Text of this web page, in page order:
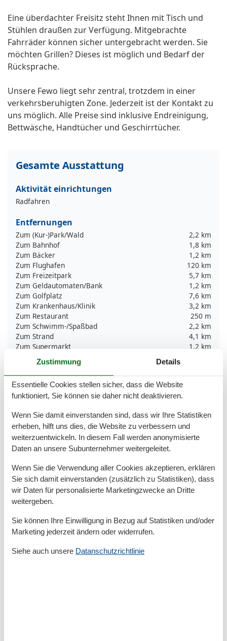
Eine überdachter Freisitz steht Ihnen mit Tisch und
Stühlen draußen zur Verfügung. Mitgebrachte
Fahrräder können sicher untergebracht werden. Sie
möchten Grillen? Dieses ist möglich und Bedarf der
Rücksprache.
Unsere Fewo liegt sehr zentral, trotzdem in einer
verkehrsberuhigten Zone. Jederzeit ist der Kontakt zu
uns möglich. Alle Preise sind inklusive Endreinigung,
Bettwäsche, Handtücher und Geschirrtücher.
Gesamte Ausstattung
Aktivität einrichtungen
Radfahren
Entfernungen
Zum (Kur-)Park/Wald
2,2 km
Zum Bahnhof
1,8 km
Zum Bäcker
1,2 km
Zum Flughafen
120 km
Zum Freizeitpark
5,7 km
Zum Geldautomaten/Bank
1,2 km
Zum Golfplatz
7,6 km
Zum Krankenhaus/Klinik
3,2 km
Zum Restaurant
250 m
Zum Schwimm-/Spaßbad
2,2 km
Zum Strand
4,1 km
Zum Supermarkt
1,2 km
Zum Zentrum
Zur Badestelle/Gewässer
Zur Bushaltestelle
270 m
Zur Tourist-Information
Baujahr
1879
Größe
Jahr renoviert
2014
Familienfreundlich
Serviceeinrichtungen
Backofen
Bad/WC
Bettwäsche
Doppelbett
Dusche
Zustimmung Details
Essentielle Cookies stellen sicher, dass die Website
funktioniert, Sie können sie daher nicht deaktivieren.
Wenn Sie damit einverstanden sind, dass wir Ihre Statistiken
erheben, hilft uns dies, die Website zu verbessern und
weiterzuentwickeln. In diesem Fall werden anonymisierte
Daten an unsere Subunternehmer weitergeleitet.
Wenn Sie die Verwendung aller Cookies akzeptieren, erklären
Sie sich damit einverstanden (zusätzlich zu Statistiken), dass
wir Daten für personalisierte Marketingzwecke an Dritte
weitergeben.
Sie können Ihre Einwilligung in Bezug auf Statistiken und/oder
Marketing jederzeit ändern oder widerrufen.
Siehe auch unsere Datanschutzrichtlinie